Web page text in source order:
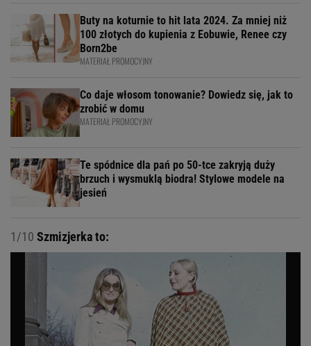
Buty na koturnie to hit lata 2024. Za mniej niż
100 złotych do kupienia z Eobuwie, Renee czy
Born2be
MATERIAŁ PROMOCYJNY
Co daje włosom tonowanie? Dowiedz się, jak to
zrobić w domu
MATERIAŁ PROMOCYJNY
Te spódnice dla pań po 50-tce zakryją duży
brzuch i wysmuklą biodra! Stylowe modele na
jesień
1/10 Szmizjerka to: